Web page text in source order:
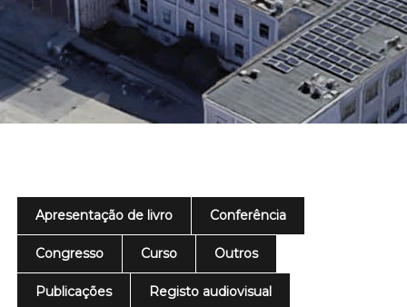
Apresentação de livro Conferência
Congresso Curso Outros
Publicações Registo audiovisual